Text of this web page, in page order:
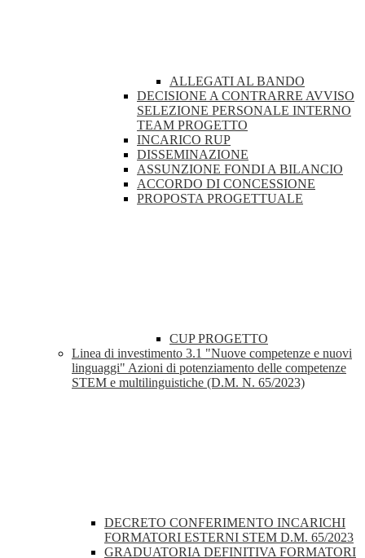
ALLEGATI AL BANDO
DECISIONE A CONTRARRE AVVISO
SELEZIONE PERSONALE INTERNO
TEAM PROGETTO
INCARICO RUP
DISSEMINAZIONE
ASSUNZIONE FONDI A BILANCIO
ACCORDO DI CONCESSIONE
PROPOSTA PROGETTUALE
CUP PROGETTO
Linea di investimento 3.1 "Nuove competenze e nuovi
linguaggi" Azioni di potenziamento delle competenze
STEM e multilinguistiche (D.M. N. 65/2023)
DECRETO CONFERIMENTO INCARICHI
FORMATORI ESTERNI STEM D.M. 65/2023
GRADUATORIA DEFINITIVA FORMATORI